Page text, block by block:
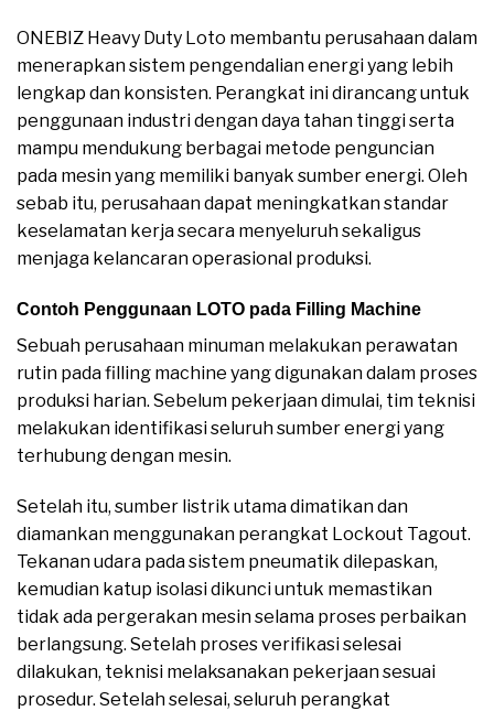
ONEBIZ Heavy Duty Loto membantu perusahaan dalam
menerapkan sistem pengendalian energi yang lebih
lengkap dan konsisten. Perangkat ini dirancang untuk
penggunaan industri dengan daya tahan tinggi serta
mampu mendukung berbagai metode penguncian
pada mesin yang memiliki banyak sumber energi. Oleh
sebab itu, perusahaan dapat meningkatkan standar
keselamatan kerja secara menyeluruh sekaligus
menjaga kelancaran operasional produksi.
Contoh Penggunaan LOTO pada Filling Machine
Sebuah perusahaan minuman melakukan perawatan
rutin pada filling machine yang digunakan dalam proses
produksi harian. Sebelum pekerjaan dimulai, tim teknisi
melakukan identifikasi seluruh sumber energi yang
terhubung dengan mesin.
Setelah itu, sumber listrik utama dimatikan dan
diamankan menggunakan perangkat Lockout Tagout.
Tekanan udara pada sistem pneumatik dilepaskan,
kemudian katup isolasi dikunci untuk memastikan
tidak ada pergerakan mesin selama proses perbaikan
berlangsung. Setelah proses verifikasi selesai
dilakukan, teknisi melaksanakan pekerjaan sesuai
prosedur. Setelah selesai, seluruh perangkat